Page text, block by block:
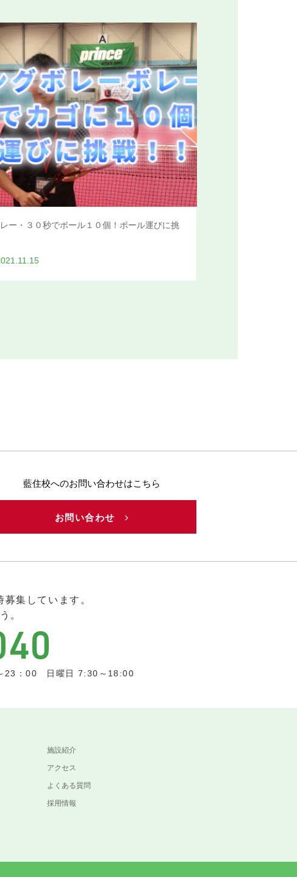
ー・３０秒でボール１０個！ボール運びに挑
藍住校へのお問い合わせはこちら
お問い合わせ
集しています。
。
23：00 日曜日 7:30～18:00
施設紹介
アクセス
よくある質問
採用情報